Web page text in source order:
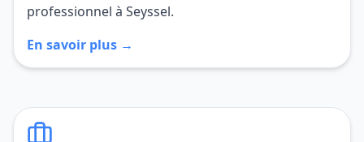
professionnel à Seyssel.
En savoir plus →